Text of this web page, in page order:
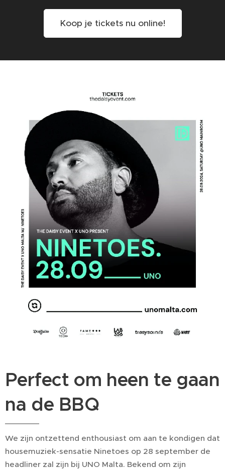
Koop je tickets nu online!
Perfect om heen te gaan
na de BBQ
We zijn ontzettend enthousiast om aan te kondigen dat
housemuziek-sensatie Ninetoes op 28 september de
headliner zal zijn bij UNO Malta. Bekend om zijn